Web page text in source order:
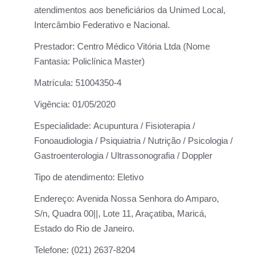
atendimentos aos beneficiários da Unimed Local,
Intercâmbio Federativo e Nacional.
Prestador: Centro Médico Vitória Ltda (Nome
Fantasia: Policlínica Master)
Matrícula: 51004350-4
Vigência: 01/05/2020
Especialidade: Acupuntura / Fisioterapia /
Fonoaudiologia / Psiquiatria / Nutrição / Psicologia /
Gastroenterologia / Ultrassonografia / Doppler
Tipo de atendimento: Eletivo
Endereço: Avenida Nossa Senhora do Amparo,
S/n, Quadra 00||, Lote 11, Araçatiba, Maricá,
Estado do Rio de Janeiro.
Telefone: (021) 2637-8204